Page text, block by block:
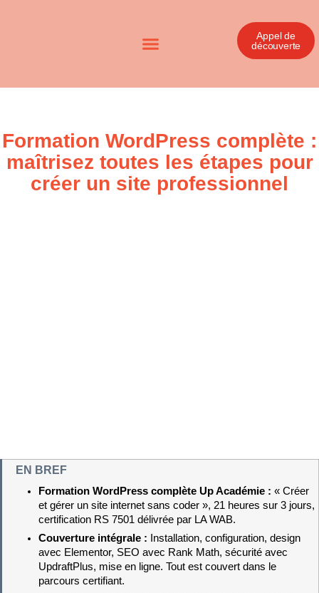
Appel de
découverte
Formation WordPress complète :
maîtrisez toutes les étapes pour
créer un site professionnel
EN BREF
Formation WordPress complète Up Académie : « Créer
et gérer un site internet sans coder », 21 heures sur 3 jours,
certification RS 7501 délivrée par LA WAB.
Couverture intégrale :
Installation, configuration, design
avec Elementor, SEO avec Rank Math, sécurité avec
UpdraftPlus, mise en ligne. Tout est couvert dans le
parcours certifiant.